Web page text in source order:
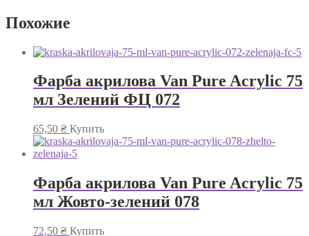
Похожие
Фарба акрилова Van Pure Acrylic 75
мл Зелений ФЦ 072
65,50 ₴ Купить
Фарба акрилова Van Pure Acrylic 75
мл Жовто-зелений 078
72,50 ₴ Купить